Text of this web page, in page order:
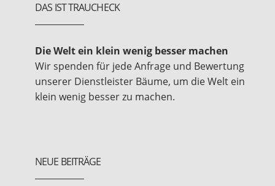
DAS IST TRAUCHECK
Die Welt ein klein wenig besser machen
Wir spenden für jede Anfrage und Bewertung
unserer Dienstleister Bäume, um die Welt ein
klein wenig besser zu machen.
NEUE BEITRÄGE